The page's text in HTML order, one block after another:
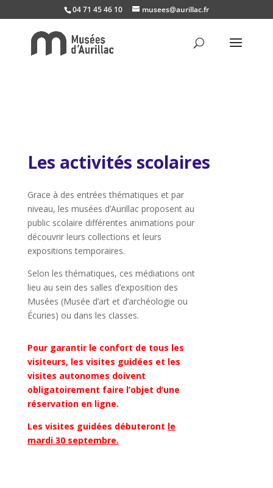
04 71 45 46 10 musees@aurillac.fr
Les activités scolaires
Grace à des entrées thématiques et par
niveau, les musées d’Aurillac proposent au
public scolaire différentes animations pour
découvrir leurs collections et leurs
expositions temporaires.
Selon les thématiques, ces médiations ont
lieu au sein des salles d’exposition des
Musées (Musée d’art et d’archéologie ou
Écuries) ou dans les classes.
Pour garantir le confort de tous les
visiteurs, les visites guidées et les
visites autonomes doivent
obligatoirement faire l’objet d’une
réservation en ligne.
Les visites guidées débuteront le
mardi 30 septembre.